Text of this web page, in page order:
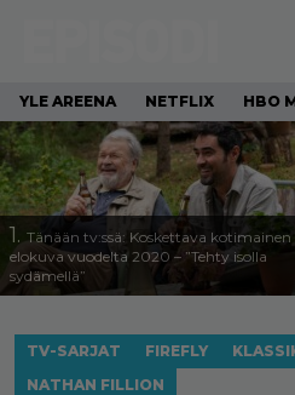
YLE AREENA NETFLIX HBO
1. Tänään tv:ssä: Koskettava kotimainen
elokuva vuodelta 2020 – ”Tehty isolla
sydämellä”
TV-SARJAT FIREFLY
NATHAN FILLION